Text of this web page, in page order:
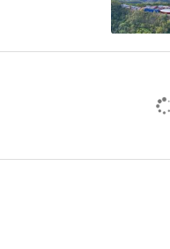
股份有限
人员严格
行政许可